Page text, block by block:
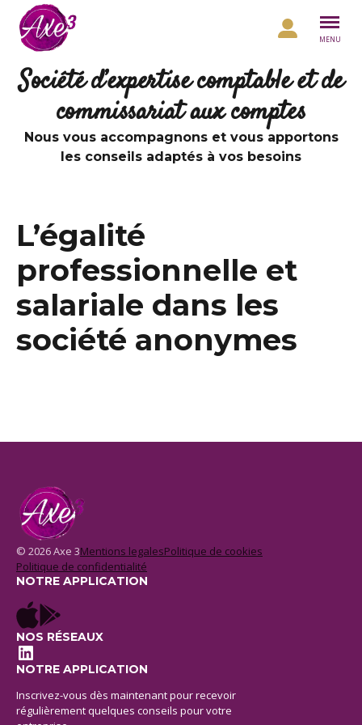
Aller au contenu
MENU
Société d’expertise comptable et de
commissariat aux comptes
Nous vous accompagnons et vous apportons
les conseils adaptés à vos besoins
L’égalité
professionnelle et
salariale dans les
société anonymes
© 2026 Axe 3Mentions legalesPolitique de cookies
Politique de confidentialité
NOTRE APPLICATION
NOS RÉSEAUX
LinkedIn
NOTRE APPLICATION
Inscrivez-vous dès maintenant pour recevoir
régulièrement quelques conseils pour votre